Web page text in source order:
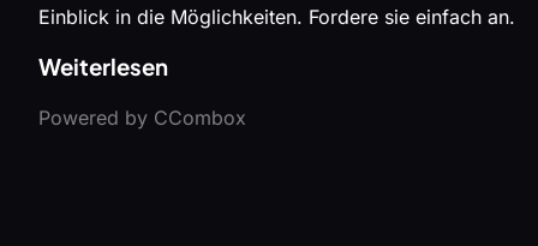
Einblick in die Möglichkeiten. Fordere sie einfach an.
Weiterlesen
Powered by CCombox